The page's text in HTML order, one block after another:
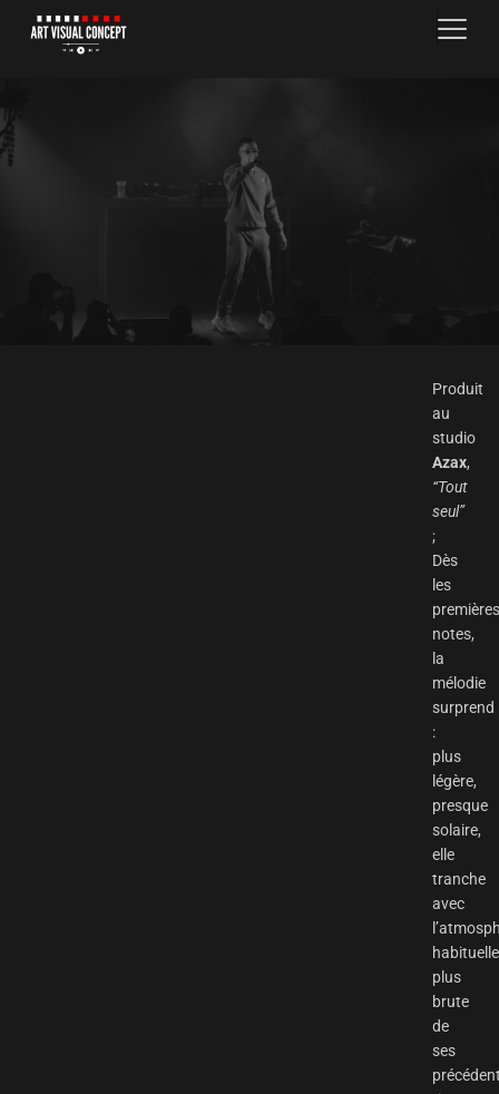
Produit
au
studio
Azax,
“Tout
seul”
;
Dès
les
notes,
la
mélodie
surprend
:
plus
légère,
presque
solaire,
elle
tranche
avec
plus
brute
de
ses